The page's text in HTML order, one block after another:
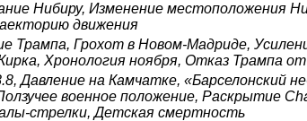
Нибиру, Изменение местоположения
движения
Трампа, Грохот в Новом-Мадриде,
Хронология ноября, Отказ Трампа
Давление на Камчатке, «Барселонский
военное положение, Раскрытие
стрелки, Детская смертность